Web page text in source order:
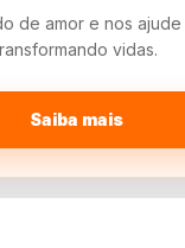
de amor e nos ajude
vidas.
Saiba mais